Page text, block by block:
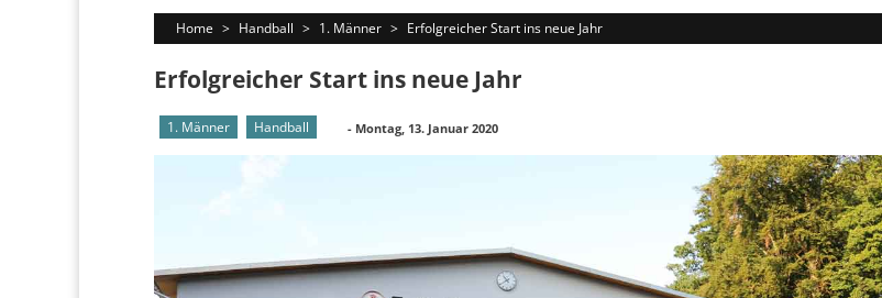
Home > Handball > 1. Männer > Erfolgreicher Start ins neue Jahr
Erfolgreicher Start ins neue Jahr
1. Männer Handball - Montag, 13. Januar 2020